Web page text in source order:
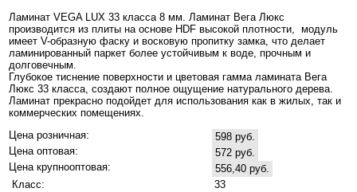
Ламинат VEGA LUX 33 класса 8 мм. Ламинат Вега Люкс
производится из плиты на основе HDF высокой плотности, модуль
имеет V-образную фаску и восковую пропитку замка, что делает
ламинированный паркет более устойчивым к воде, прочным и
долговечным.
Глубокое тиснение поверхности и цветовая гамма ламината Вега
Люкс 33 класса, создают полное ощущение натурального дерева.
Ламинат прекрасно подойдет для использования как в жилых, так и
коммерческих помещениях.
Цена розничная:
598 руб.
Цена оптовая:
572 руб.
Цена крупнооптовая:
556,40 руб.
Класс:
33